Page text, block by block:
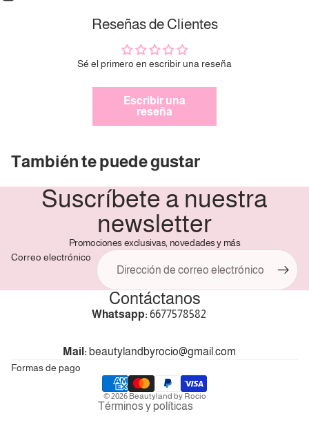
Reseñas de Clientes
Sé el primero en escribir una reseña
Escribir una
reseña
También te puede gustar
Suscríbete a nuestra
newsletter
Promociones exclusivas, novedades y más
Correo electrónico
Contáctanos
Whatsapp: 6677578582
Mail: beautylandbyrocio@gmail.com
Formas de pago
© 2026 Beautyland by Rocio
Términos y políticas
Política de reembolso
Información de contacto
sin tarjeta de crédito
Agrega tu producto al carrito y
elige pagar
con Meses sin Tarjeta.
cantidad de meses y confirma.
Paga mes a mescon saldo disponible,
débito u otros medios.
Crédito sujeto a aprobación.
¿Tienes dudas? Consulta nuestra